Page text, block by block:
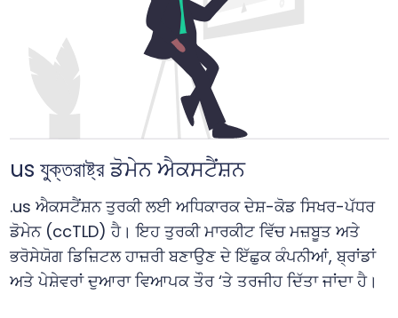
us যুক্তরাষ্ট্র ਡੋਮੇਨ ਐਕਸਟੈਂਸ਼ਨ
.us ਐਕਸਟੈਂਸ਼ਨ ਤੁਰਕੀ ਲਈ ਅਧਿਕਾਰਕ ਦੇਸ਼-ਕੋਡ ਸਿਖਰ-ਪੱਧਰ
ਡੋਮੇਨ (ccTLD) ਹੈ। ਇਹ ਤੁਰਕੀ ਮਾਰਕੀਟ ਵਿੱਚ ਮਜ਼ਬੂਤ ਅਤੇ
ਭਰੋਸੇਯੋਗ ਡਿਜ਼ਿਟਲ ਹਾਜ਼ਰੀ ਬਣਾਉਣ ਦੇ ਇੱਛੁਕ ਕੰਪਨੀਆਂ, ਬ੍ਰਾਂਡਾਂ
ਅਤੇ ਪੇਸ਼ੇਵਰਾਂ ਦੁਆਰਾ ਵਿਆਪਕ ਤੌਰ ‘ਤੇ ਤਰਜੀਹ ਦਿੱਤਾ ਜਾਂਦਾ ਹੈ।